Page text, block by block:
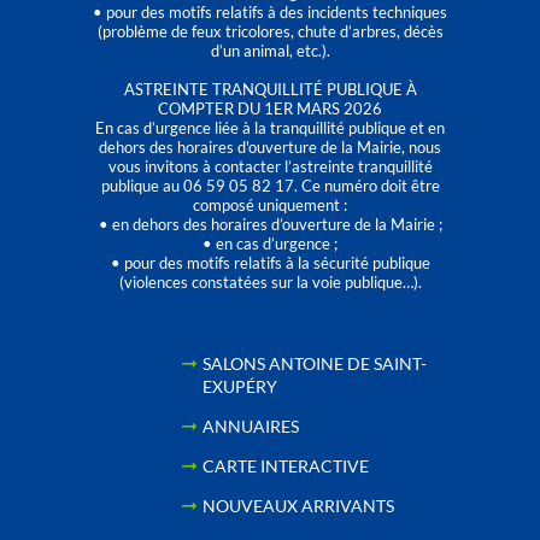
• pour des motifs relatifs à des incidents techniques
(problème de feux tricolores, chute d’arbres, décès
d’un animal, etc.).
ASTREINTE TRANQUILLITÉ PUBLIQUE À
COMPTER DU 1ER MARS 2026
En cas d’urgence liée à la tranquillité publique et en
dehors des horaires d'ouverture de la Mairie, nous
vous invitons à contacter l’astreinte tranquillité
publique au 06 59 05 82 17. Ce numéro doit être
composé uniquement :
• en dehors des horaires d’ouverture de la Mairie ;
• en cas d’urgence ;
• pour des motifs relatifs à la sécurité publique
(violences constatées sur la voie publique…).
SALONS ANTOINE DE SAINT-
EXUPÉRY
ANNUAIRES
CARTE INTERACTIVE
NOUVEAUX ARRIVANTS